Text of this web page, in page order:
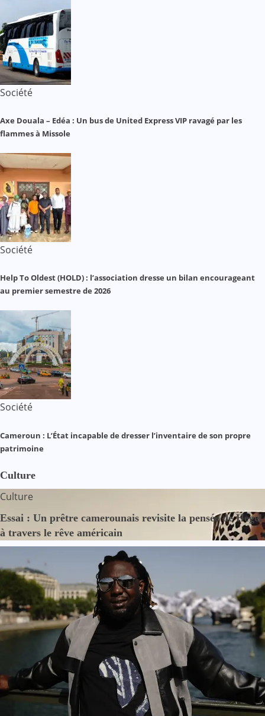
Société
Axe Douala – Edéa : Un bus de United Express VIP ravagé par les
flammes à Missole
Société
Help To Oldest (HOLD) : l’association dresse un bilan encourageant
au premier semestre de 2026
Société
Cameroun : L’État incapable de dresser l’inventaire de son propre
patrimoine
Culture
Culture
Essai : Un prêtre camerounais revisite la pensée de Hegel
à travers le rêve américain